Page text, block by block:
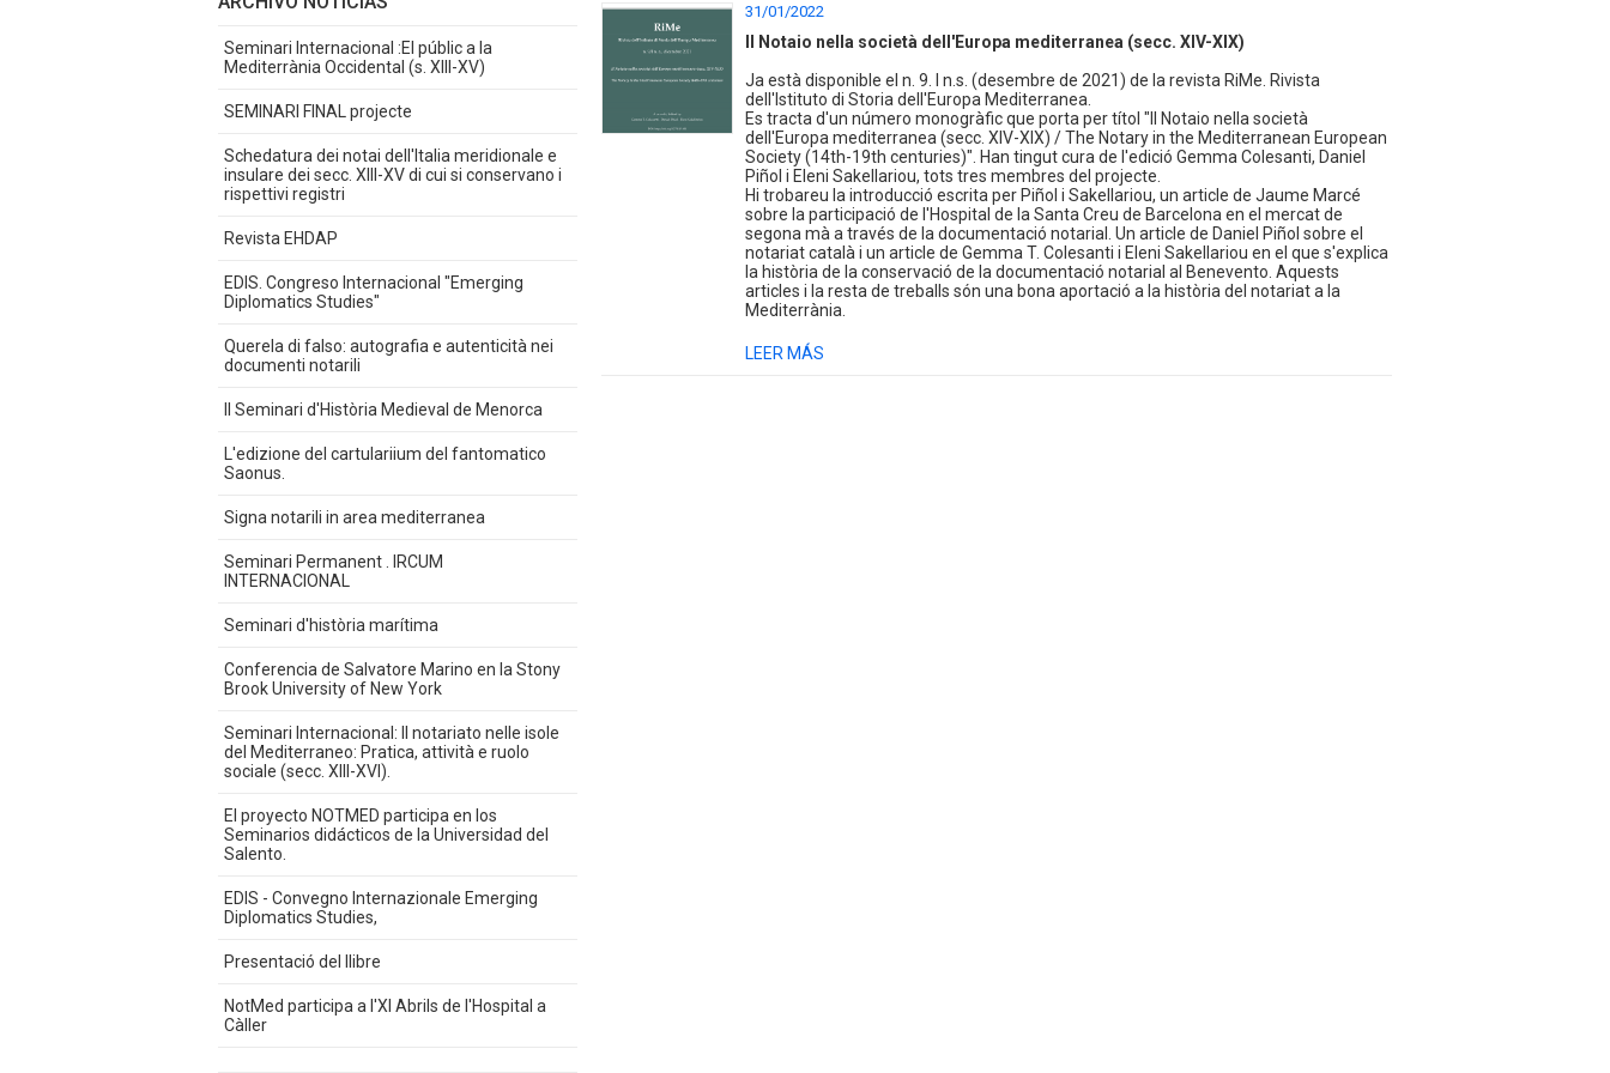
Seminari Internacional :El públic a la
Mediterrània Occidental (s. XIII-XV)
SEMINARI FINAL projecte
Schedatura dei notai dell'Italia meridionale e
insulare dei secc. XIII-XV di cui si conservano i
rispettivi registri
Revista EHDAP
EDIS. Congreso Internacional "Emerging
Diplomatics Studies"
Querela di falso: autografia e autenticità nei
documenti notarili
II Seminari d'Història Medieval de Menorca
L'edizione del cartulariium del fantomatico
Saonus.
Signa notarili in area mediterranea
Seminari Permanent . IRCUM
INTERNACIONAL
Seminari d'història marítima
Conferencia de Salvatore Marino en la Stony
Brook University of New York
Seminari Internacional: Il notariato nelle isole
del Mediterraneo: Pratica, attività e ruolo
sociale (secc. XIII-XVI).
El proyecto NOTMED participa en los
Seminarios didácticos de la Universidad del
Salento.
EDIS - Convegno Internazionale Emerging
Diplomatics Studies,
Presentació del llibre
NotMed participa a l'XI Abrils de l'Hospital a
Càller
31/01/2022
Il Notaio nella società dell'Europa mediterranea (secc. XIV-XIX)
Ja està disponible el n. 9. I n.s. (desembre de 2021) de la revista RiMe. Rivista
dell'Istituto di Storia dell'Europa Mediterranea.
Es tracta d'un número monogràfic que porta per títol "Il Notaio nella società
dell'Europa mediterranea (secc. XIV-XIX) / The Notary in the Mediterranean European
Society (14th-19th centuries)". Han tingut cura de l'edició Gemma Colesanti, Daniel
Piñol i Eleni Sakellariou, tots tres membres del projecte.
Hi trobareu la introducció escrita per Piñol i Sakellariou, un article de Jaume Marcé
sobre la participació de l'Hospital de la Santa Creu de Barcelona en el mercat de
segona mà a través de la documentació notarial. Un article de Daniel Piñol sobre el
notariat català i un article de Gemma T. Colesanti i Eleni Sakellariou en el que s'explica
la història de la conservació de la documentació notarial al Benevento. Aquests
articles i la resta de treballs són una bona aportació a la història del notariat a la
Mediterrània.
LEER MÁS